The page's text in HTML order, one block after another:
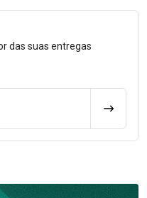
o Frete
das suas entregas